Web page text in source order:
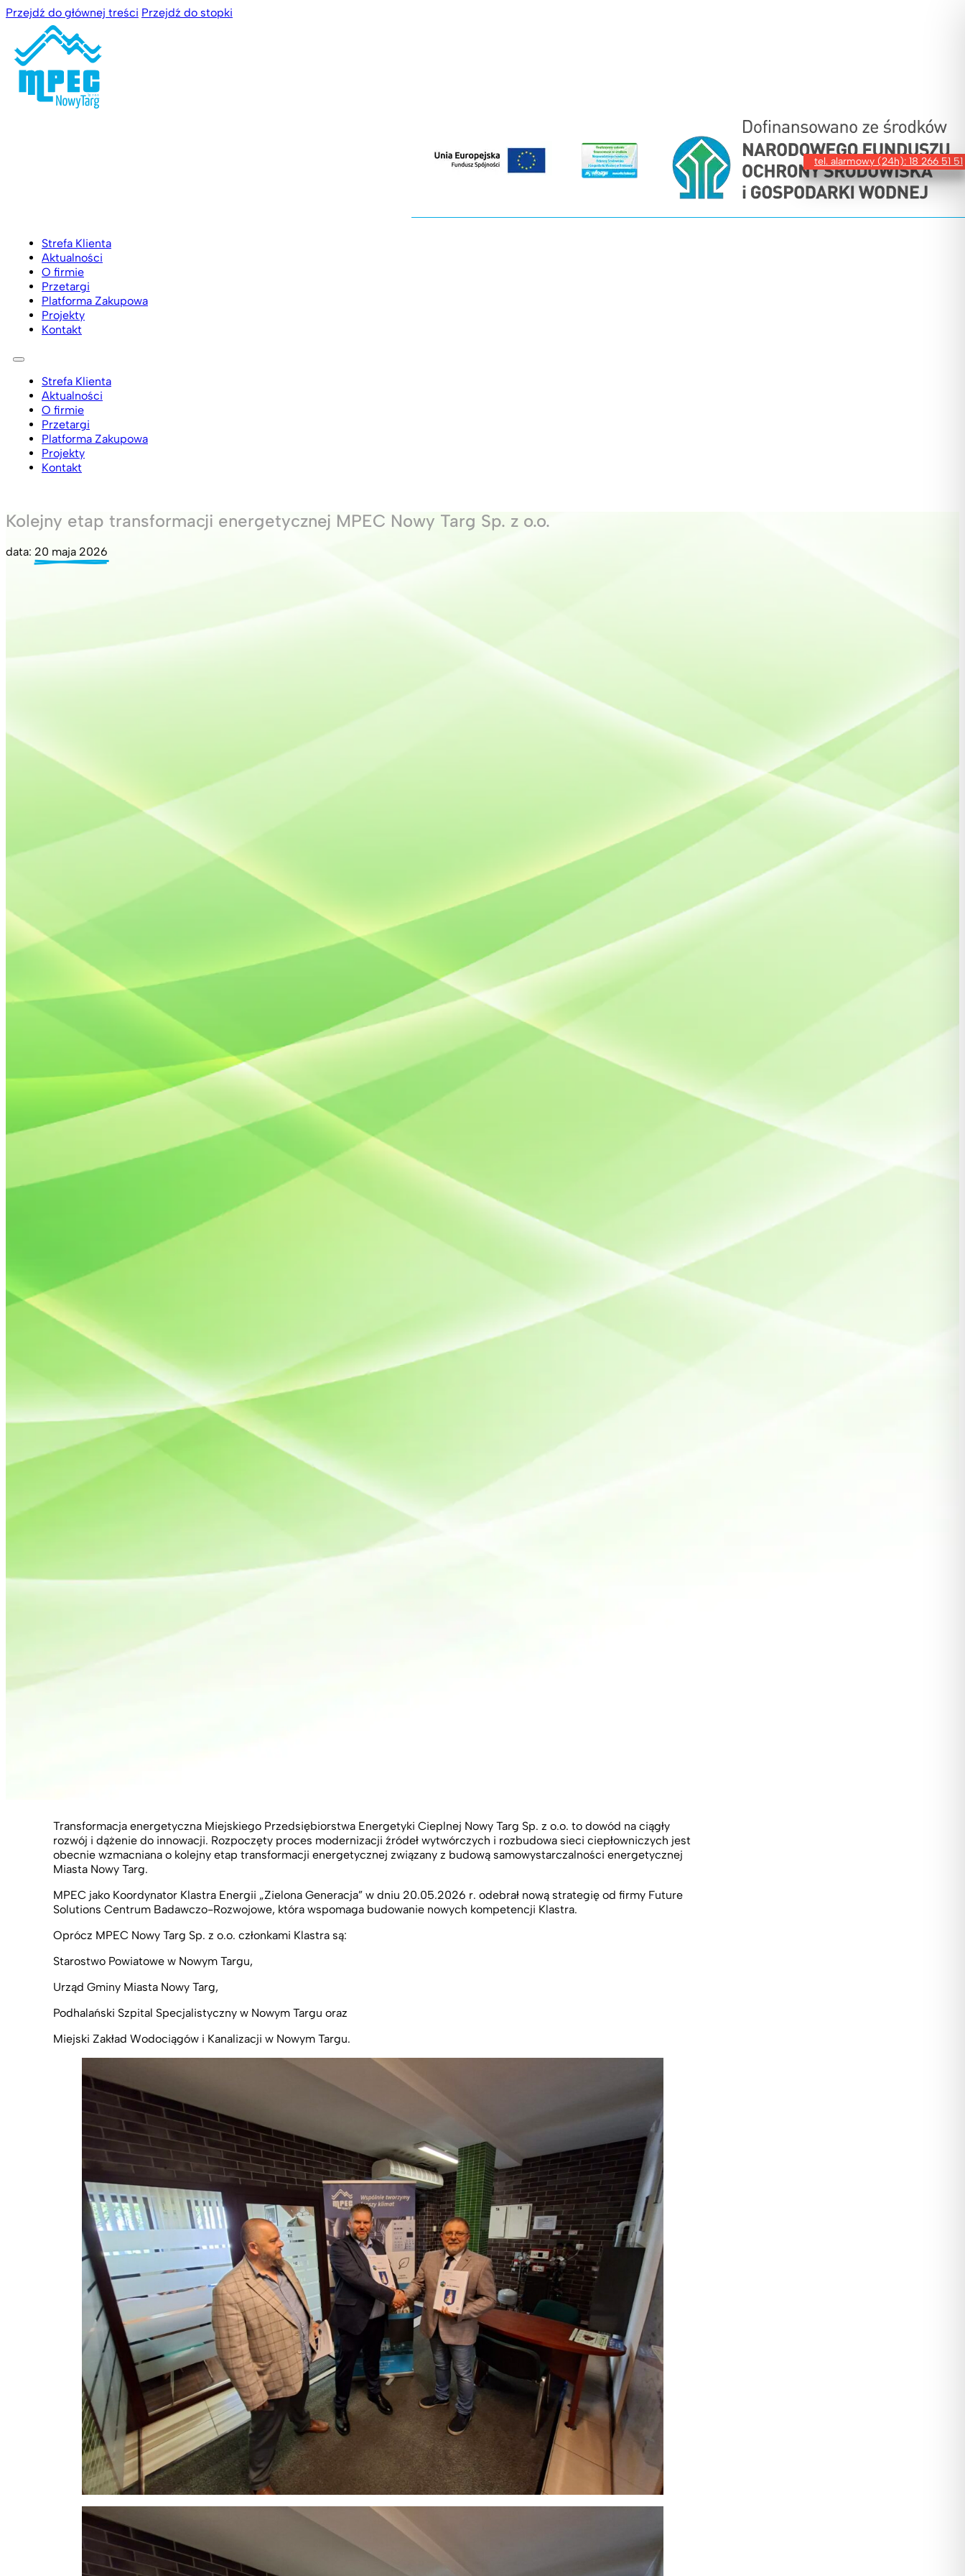
Przejdź do głównej treści Przejdź do stopki
tel. alarmowy (24h): 18 266 51 51
Strefa Klienta
Aktualności
O firmie
Przetargi
Platforma Zakupowa
Projekty
Kontakt
Strefa Klienta
Aktualności
O firmie
Przetargi
Platforma Zakupowa
Projekty
Kontakt
Kolejny etap transformacji energetycznej MPEC Nowy Targ Sp. z o.o.
data: 20 maja 2026
Transformacja energetyczna Miejskiego Przedsiębiorstwa Energetyki Cieplnej Nowy Targ Sp. z o.o. to dowód na ciągły
rozwój i dążenie do innowacji. Rozpoczęty proces modernizacji źródeł wytwórczych i rozbudowa sieci ciepłowniczych jest
obecnie wzmacniana o kolejny etap transformacji energetycznej związany z budową samowystarczalności energetycznej
Miasta Nowy Targ.
MPEC jako Koordynator Klastra Energii „Zielona Generacja” w dniu 20.05.2026 r. odebrał nową strategię od firmy Future
Solutions Centrum Badawczo-Rozwojowe, która wspomaga budowanie nowych kompetencji Klastra.
Oprócz MPEC Nowy Targ Sp. z o.o. członkami Klastra są:
Starostwo Powiatowe w Nowym Targu,
Urząd Gminy Miasta Nowy Targ,
Podhalański Szpital Specjalistyczny w Nowym Targu oraz
Miejski Zakład Wodociągów i Kanalizacji w Nowym Targu.